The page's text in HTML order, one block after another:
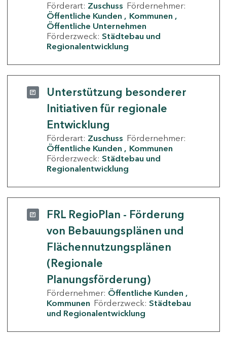
Förderart: Zuschuss Fördernehmer:
Öffentliche Kunden
Kommunen
Öffentliche Unternehmen
Förderzweck: Städtebau und
Regionalentwicklung
Unterstützung besonderer
Initiativen für regionale
Entwicklung
Förderart: Zuschuss Fördernehmer:
Öffentliche Kunden
Kommunen
Förderzweck: Städtebau und
Regionalentwicklung
FRL RegioPlan - Förderung
von Bebauungsplänen und
Flächennutzungsplänen
(Regionale
Planungsförderung)
Fördernehmer: Öffentliche Kunden
Kommunen Förderzweck: Städtebau
und Regionalentwicklung